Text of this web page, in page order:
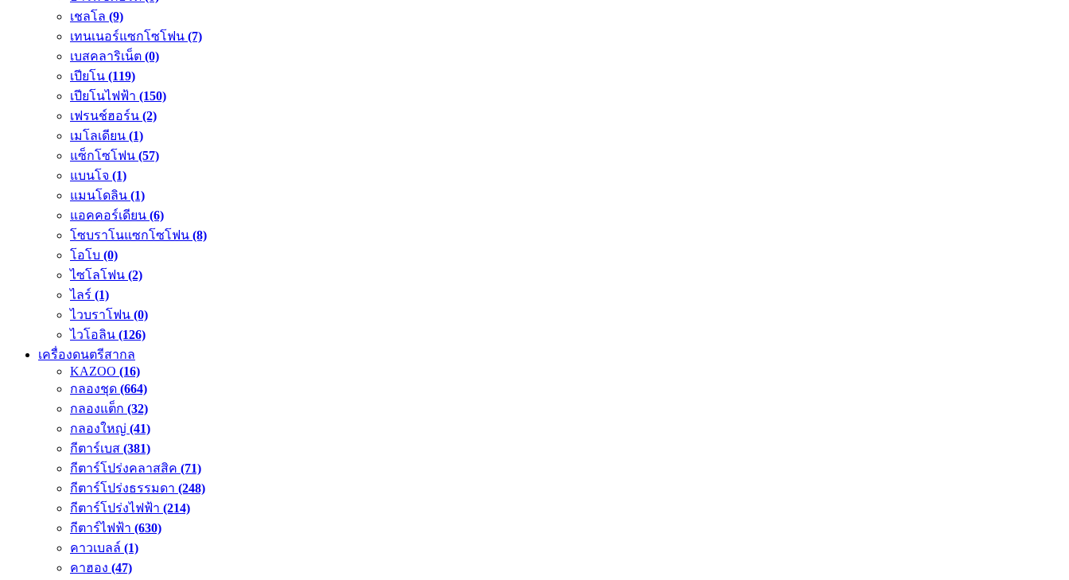
เชลโล (9)
เทนเนอร์แซกโซโฟน (7)
เบสคลาริเน็ต (0)
เปียโน (119)
เปียโนไฟฟ้า (150)
เฟรนช์ฮอร์น (2)
เมโลเดียน (1)
แซ็กโซโฟน (57)
แบนโจ (1)
แมนโดลิน (1)
แอคคอร์เดียน (6)
โซบราโนแซกโซโฟน (8)
โอโบ (0)
ไซโลโฟน (2)
ไลร์ (1)
ไวบราโฟน (0)
ไวโอลิน (126)
เครื่องดนตรีสากล
KAZOO (16)
กลองชุด (664)
กลองแต็ก (32)
กลองใหญ่ (41)
กีตาร์เบส (381)
กีตาร์โปร่งคลาสสิค (71)
กีตาร์โปร่งธรรมดา (248)
กีตาร์โปร่งไฟฟ้า (214)
กีตาร์ไฟฟ้า (630)
คาวเบลล์ (1)
คาฮอง (47)